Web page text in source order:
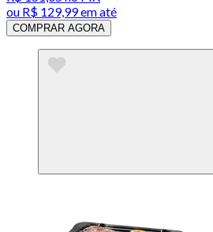
ou R$ 129,99em até
COMPRAR AGORA